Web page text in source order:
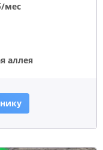
мес
аллея